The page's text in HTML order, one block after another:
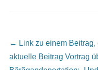
Beitrags Übersicht
← Link zu einem Beitrag,
aktuelle Beitrag Vortrag